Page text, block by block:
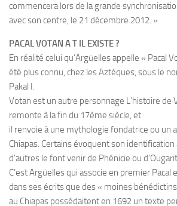
commencera lors de la grande
avec son centre, le 21 décembre 2012. »
PACAL VOTAN A T IL EXISTE ?
En réalité celui qu’Argüelles appelle « Pacal
été plus connu, chez les Aztèques, sous le
Pakal I.
Votan est un autre personnage L’histoire de
remonte à la fin du 17ème siècle, et
il renvoie à une mythologie fondatrice ou un
Chiapas. Certains évoquent son
d’autres le font venir de Phénicie ou
C’est Argüelles qui associe en premier Pacal
dans ses écrits que des « moines
au Chiapas possédaitent en 1692 un texte